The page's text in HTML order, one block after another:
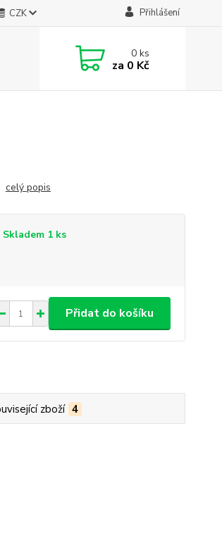
CZK Přihlášení
0ks
za 0 Kč
celý popis
Skladem 1 ks
Přidat do košíku
zboží 4